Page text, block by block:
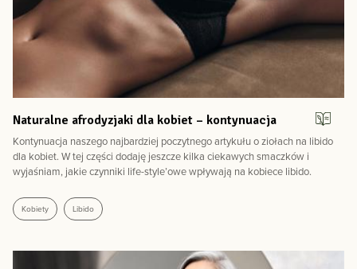
Naturalne afrodyzjaki dla kobiet – kontynuacja
Kontynuacja naszego najbardziej poczytnego artykułu o ziołach na libido
dla kobiet. W tej części dodaję jeszcze kilka ciekawych smaczków i
wyjaśniam, jakie czynniki life-style’owe wpływają na kobiece libido.
Kobiety Libido